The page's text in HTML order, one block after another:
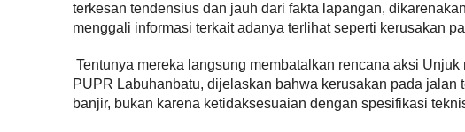
terkesan tendensius dan jauh dari fakta lapangan,
menggali informasi terkait adanya terlihat seperti kerusakan
Tentunya mereka langsung membatalkan rencana aksi
PUPR Labuhanbatu, dijelaskan bahwa kerusakan pada
banjir, bukan karena ketidaksesuaian dengan spesifikasi